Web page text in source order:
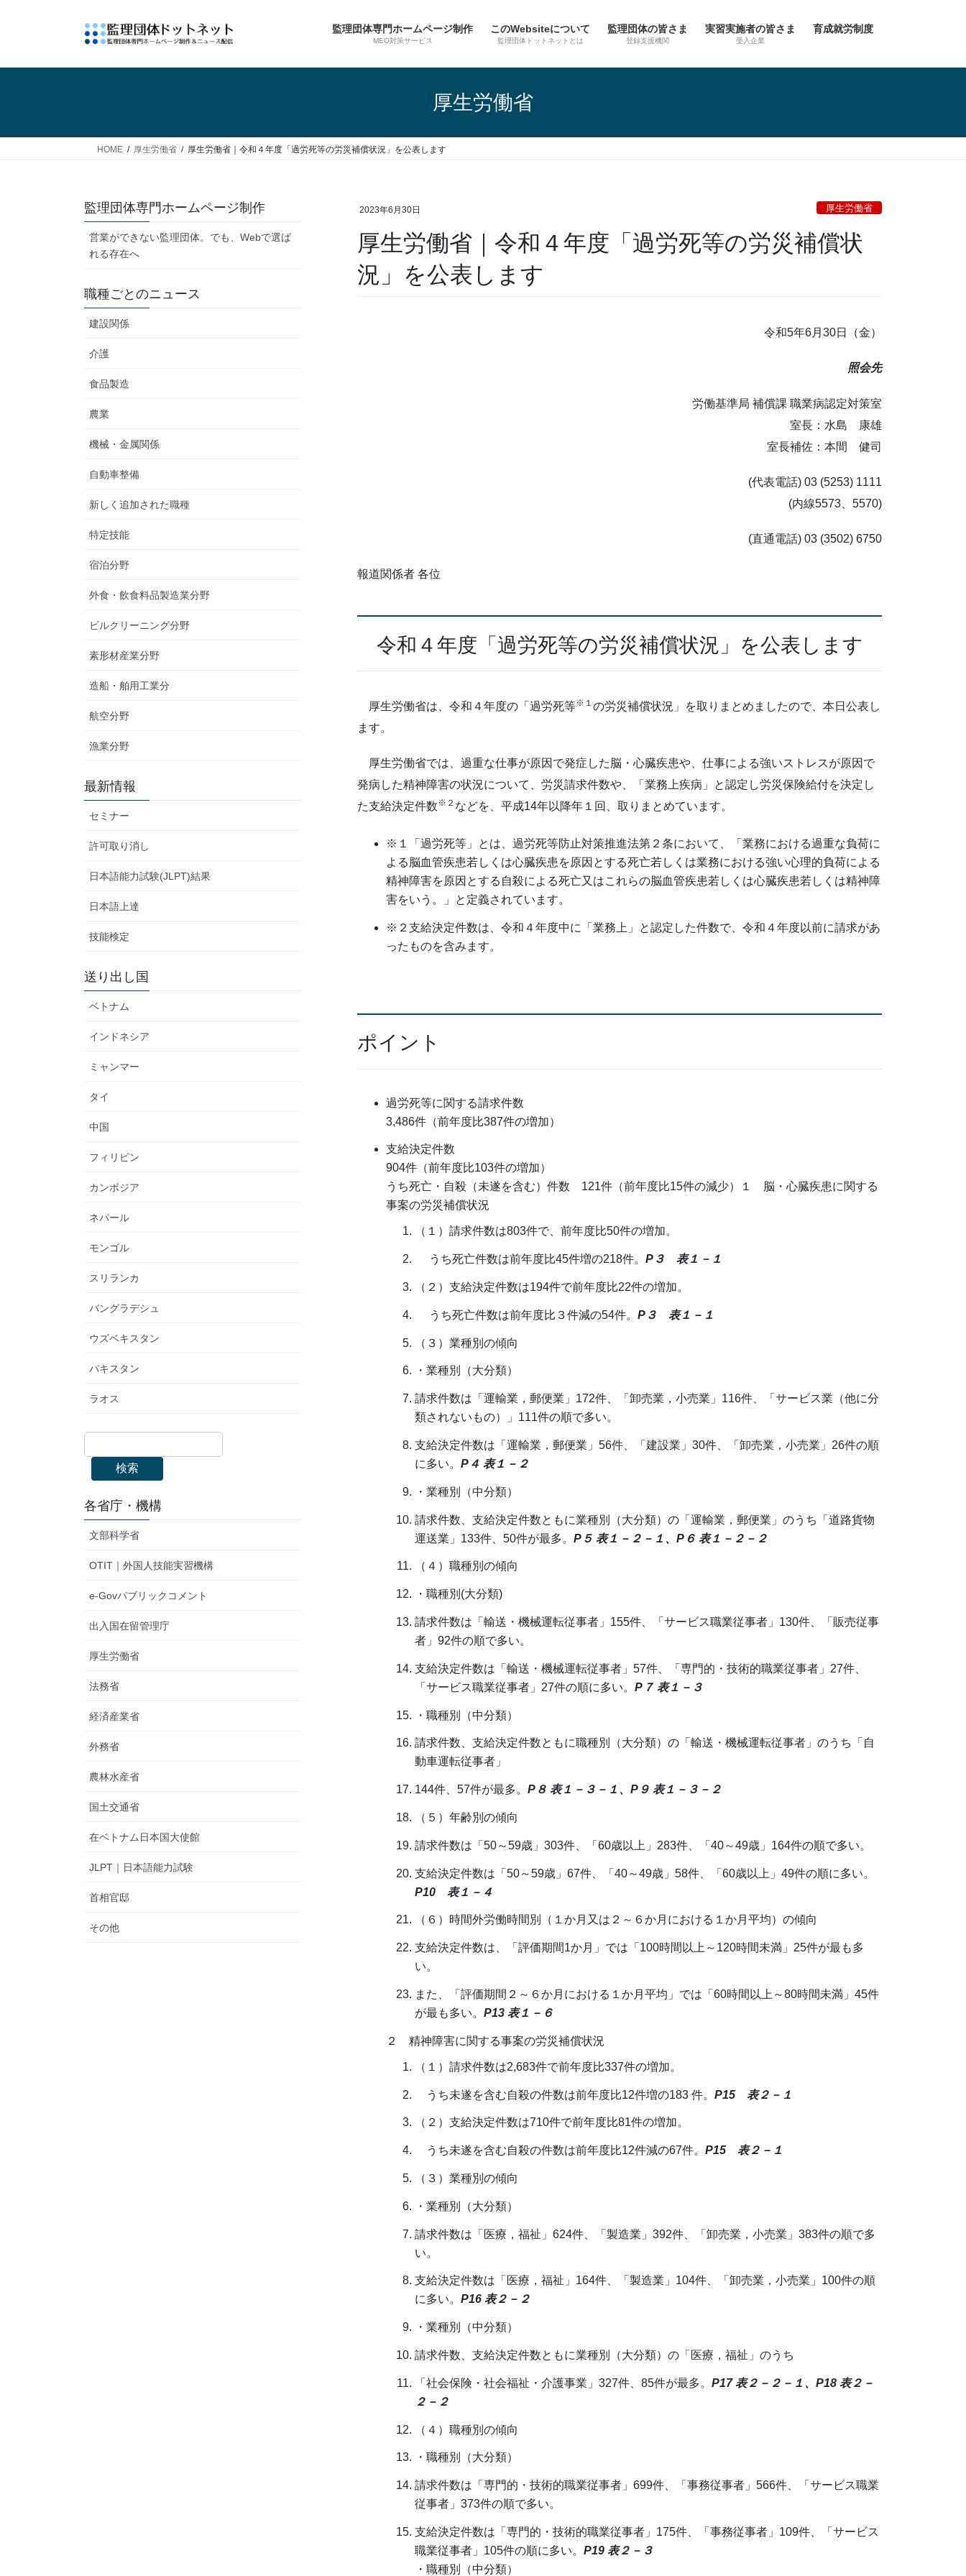
監理団体専門ホームページ制作
MEO対策サービス
このWebsiteについて
監理団体ドットネットとは
監理団体の皆さま
登録支援機関
実習実施者の皆さま
受入企業
育成就労制度
厚生労働省
HOME 厚生労働省 厚生労働省｜令和４年度「過労死等の労災補償状況」を公表します
2023年6月30日 厚生労働省
厚生労働省｜令和４年度「過労死等の労災補償状
況」を公表します
令和5年6月30日（金）
照会先
労働基準局 補償課 職業病認定対策室
室長：水島 康雄
室長補佐：本間 健司
(代表電話) 03 (5253) 1111
(内線5573、5570)
(直通電話) 03 (3502) 6750
報道関係者 各位
令和４年度「過労死等の労災補償状況」を公表します
厚生労働省は、令和４年度の「過労死等※１ の労災補償状況」を取りまとめましたので、本日公表し
ます。
厚生労働省では、過重な仕事が原因で発症した脳・心臓疾患や、仕事による強いストレスが原因で
発病した精神障害の状況について、労災請求件数や、「業務上疾病」と認定し労災保険給付を決定し
た支給決定件数※２ などを、平成14年以降年１回、取りまとめています。
※１「過労死等」とは、過労死等防止対策推進法第２条において、「業務における過重な負荷に
よる脳血管疾患若しくは心臓疾患を原因とする死亡若しくは業務における強い心理的負荷による
精神障害を原因とする自殺による死亡又はこれらの脳血管疾患若しくは心臓疾患若しくは精神障
害をいう。」と定義されています。
※２支給決定件数は、令和４年度中に「業務上」と認定した件数で、令和４年度以前に請求があ
ったものを含みます。
ポイント
過労死等に関する請求件数
3,486件（前年度比387件の増加）
支給決定件数
904件（前年度比103件の増加）
うち死亡・自殺（未遂を含む）件数 121件（前年度比15件の減少）１ 脳・心臓疾患に関する
事案の労災補償状況
（１）請求件数は803件で、前年度比50件の増加。
うち死亡件数は前年度比45件増の218件。 P３ 表１－１
（２）支給決定件数は194件で前年度比22件の増加。
うち死亡件数は前年度比３件減の54件。 P３ 表１－１
（３）業種別の傾向
・業種別（大分類）
請求件数は「運輸業，郵便業」172件、「卸売業，小売業」116件、「サービス業（他に分
類されないもの）」111件の順で多い。
支給決定件数は「運輸業，郵便業」56件、「建設業」30件、「卸売業，小売業」26件の順
に多い。 P４ 表１－２
・業種別（中分類）
請求件数、支給決定件数ともに業種別（大分類）の「運輸業，郵便業」のうち「道路貨物
運送業」133件、50件が最多。 P５ 表１－２－１、P６ 表１－２－２
（４）職種別の傾向
・職種別(大分類)
請求件数は「輸送・機械運転従事者」155件、「サービス職業従事者」130件、「販売従事
者」92件の順で多い。
支給決定件数は「輸送・機械運転従事者」57件、「専門的・技術的職業従事者」27件、
「サービス職業従事者」27件の順に多い。 P７ 表１－３
・職種別（中分類）
請求件数、支給決定件数ともに職種別（大分類）の「輸送・機械運転従事者」のうち「自
動車運転従事者」
144件、57件が最多。 P８ 表１－３－１、P９ 表１－３－２
（５）年齢別の傾向
請求件数は「50～59歳」303件、「60歳以上」283件、「40～49歳」164件の順で多い。
支給決定件数は「50～59歳」67件、「40～49歳」58件、「60歳以上」49件の順に多い。
P10 表１－４
（６）時間外労働時間別（１か月又は２～６か月における１か月平均）の傾向
支給決定件数は、「評価期間1か月」では「100時間以上～120時間未満」25件が最も多
い。
また、「評価期間２～６か月における１か月平均」では「60時間以上～80時間未満」45件
が最も多い。 P13 表１－６
２ 精神障害に関する事案の労災補償状況
（１）請求件数は2,683件で前年度比337件の増加。
うち未遂を含む自殺の件数は前年度比12件増の183 件。 P15 表２－１
（２）支給決定件数は710件で前年度比81件の増加。
うち未遂を含む自殺の件数は前年度比12件減の67件。 P15 表２－１
（３）業種別の傾向
・業種別（大分類）
請求件数は「医療，福祉」624件、「製造業」392件、「卸売業，小売業」383件の順で多
い。
支給決定件数は「医療，福祉」164件、「製造業」104件、「卸売業，小売業」100件の順
に多い。 P16 表２－２
・業種別（中分類）
請求件数、支給決定件数ともに業種別（大分類）の「医療，福祉」のうち
「社会保険・社会福祉・介護事業」327件、85件が最多。 P17 表２－２－１、P18 表２－
２－２
（４）職種別の傾向
・職種別（大分類）
請求件数は「専門的・技術的職業従事者」699件、「事務従事者」566件、「サービス職業
従事者」373件の順で多い。
支給決定件数は「専門的・技術的職業従事者」175件、「事務従事者」109件、「サービス
職業従事者」105件の順に多い。 P19 表２－３
・職種別（中分類）
監理団体専門ホームページ制作
営業ができない監理団体。でも、Webで選ば
れる存在へ
職種ごとのニュース
建設関係
介護
食品製造
農業
機械・金属関係
自動車整備
新しく追加された職種
特定技能
宿泊分野
外食・飲食料品製造業分野
ビルクリーニング分野
素形材産業分野
造船・舶用工業分
航空分野
漁業分野
最新情報
セミナー
許可取り消し
日本語能力試験(JLPT)結果
日本語上達
技能検定
送り出し国
ベトナム
インドネシア
ミャンマー
タイ
中国
フィリピン
カンボジア
ネパール
モンゴル
スリランカ
バングラデシュ
ウズベキスタン
パキスタン
ラオス
検索
各省庁・機構
文部科学省
OTIT｜外国人技能実習機構
e-Govパブリックコメント
出入国在留管理庁
厚生労働省
法務省
経済産業省
外務省
農林水産省
国土交通省
在ベトナム日本国大使館
JLPT｜日本語能力試験
首相官邸
その他